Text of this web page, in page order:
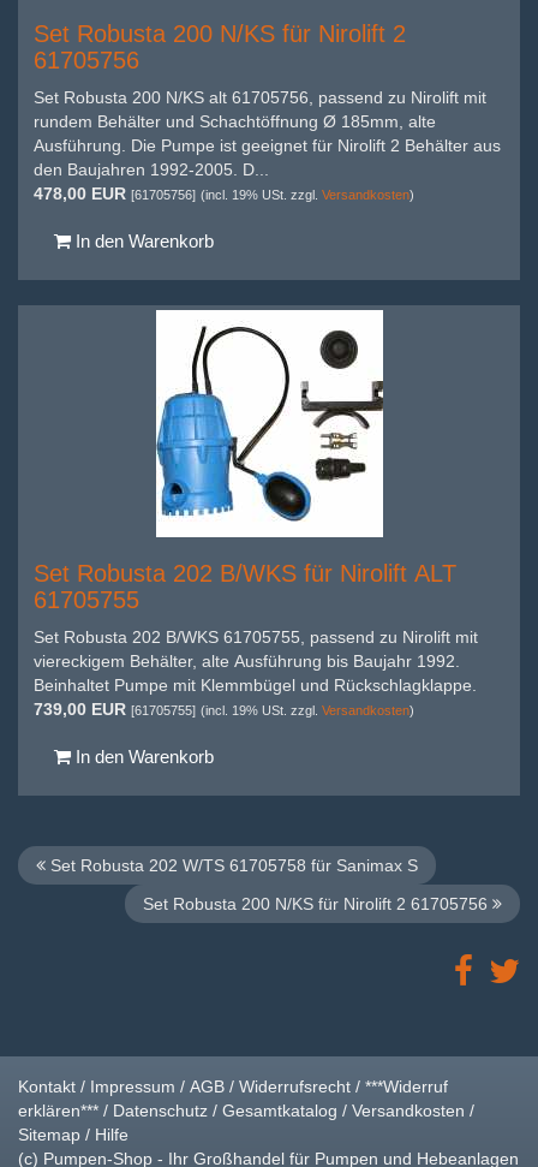
Set Robusta 200 N/KS für Nirolift 2
61705756
Set Robusta 200 N/KS alt 61705756, passend zu Nirolift mit
rundem Behälter und Schachtöffnung Ø 185mm, alte
Ausführung. Die Pumpe ist geeignet für Nirolift 2 Behälter aus
den Baujahren 1992-2005. D...
478,00 EUR [61705756] (incl. 19% USt. zzgl. Versandkosten)
In den Warenkorb
Set Robusta 202 B/WKS für Nirolift ALT
61705755
Set Robusta 202 B/WKS 61705755, passend zu Nirolift mit
viereckigem Behälter, alte Ausführung bis Baujahr 1992.
Beinhaltet Pumpe mit Klemmbügel und Rückschlagklappe.
739,00 EUR [61705755] (incl. 19% USt. zzgl. Versandkosten)
In den Warenkorb
Set Robusta 202 W/TS 61705758 für Sanimax S
Set Robusta 200 N/KS für Nirolift 2 61705756
Kontakt / Impressum / AGB / Widerrufsrecht / ***Widerruf
erklären*** / Datenschutz / Gesamtkatalog / Versandkosten /
Sitemap / Hilfe
(c) Pumpen-Shop - Ihr Großhandel für Pumpen und Hebeanlagen